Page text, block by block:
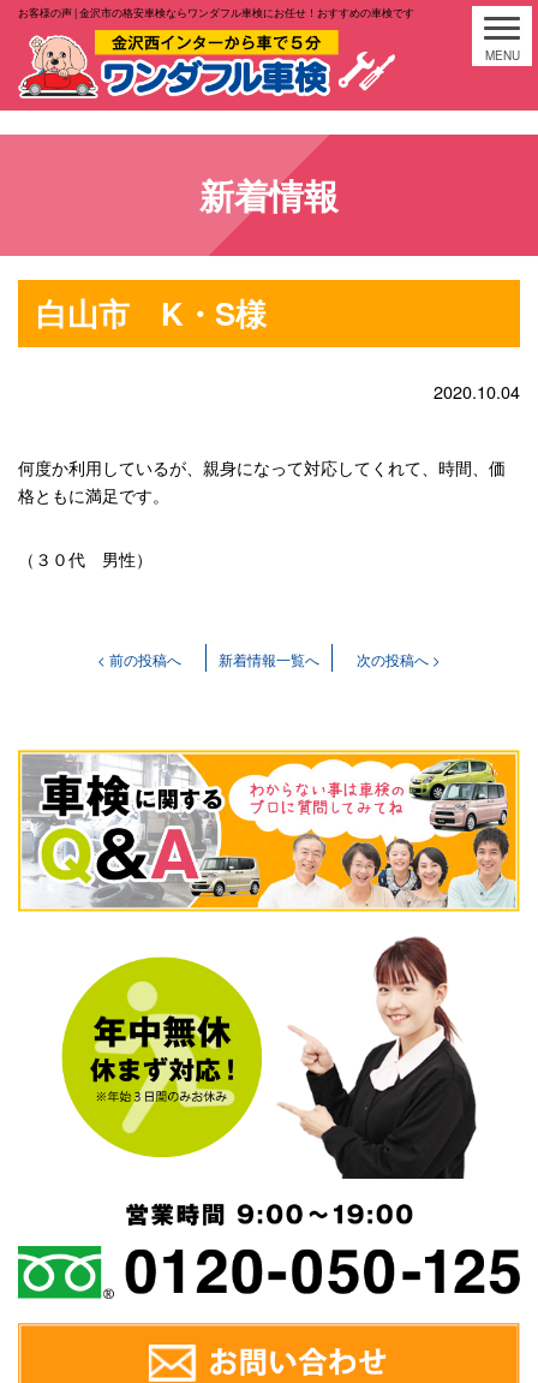
お客様の声 | 金沢市の格安車検ならワンダフル車検にお任せ！おすすめの車検です
新着情報
白山市 K・S様
2020.10.04
何度か利用しているが、親身になって対応してくれて、時間、価
格ともに満足です。
（３０代 男性）
< 前の投稿へ 新着情報一覧へ 次の投稿へ >